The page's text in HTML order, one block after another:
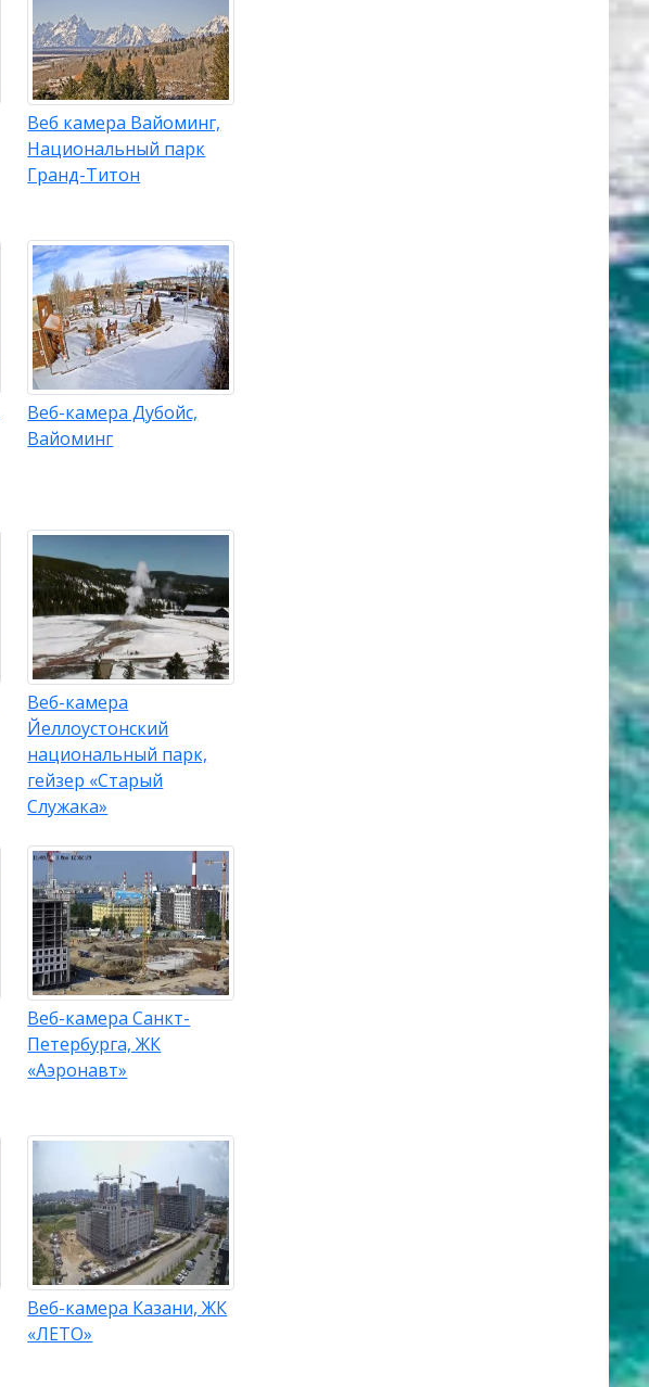
Веб камера Вайоминг,
Национальный парк
Гранд-Титон
Веб-камера Дубойс,
Вайоминг
Веб-камера
Йеллоустонский
национальный парк,
гейзер «Старый
Служака»
Веб-камера Санкт-
Петербурга, ЖК
«Аэронавт»
Веб-камера Казани, ЖК
«ЛЕТО»